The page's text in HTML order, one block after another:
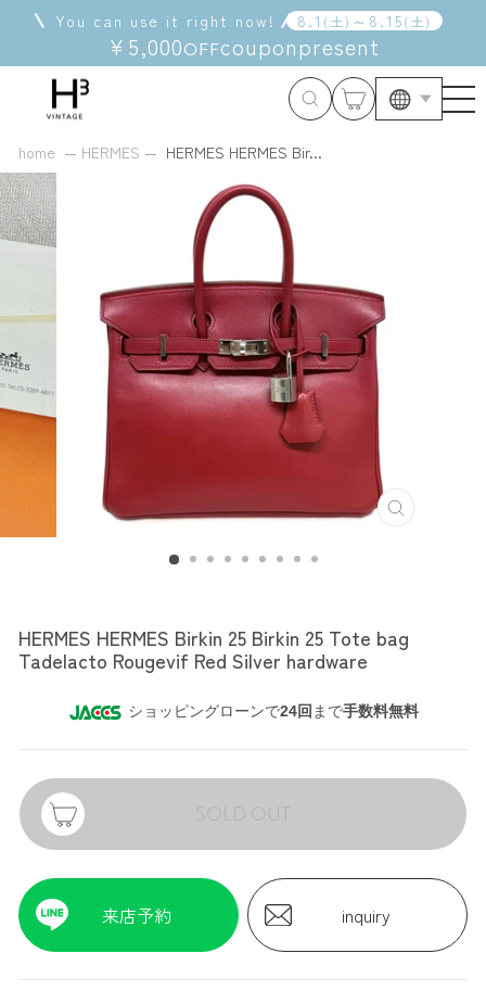
You can use it right now! 8 . 1 ( 土) ～ 8 . 15( 土)
¥5,000OFFcouponpresent
home HERMES HERMES HERMES Bir...
HERMES HERMES Birkin 25 Birkin 25 Tote bag
Tadelacto Rougevif Red Silver hardware
ショッピングローンで24回 まで手数料無料
来店予約 inquiry